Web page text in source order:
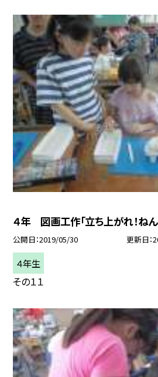
４年 図画工作「立ち上がれ！ねん
公開日 2019/05/30 更新日
４年生
その１１